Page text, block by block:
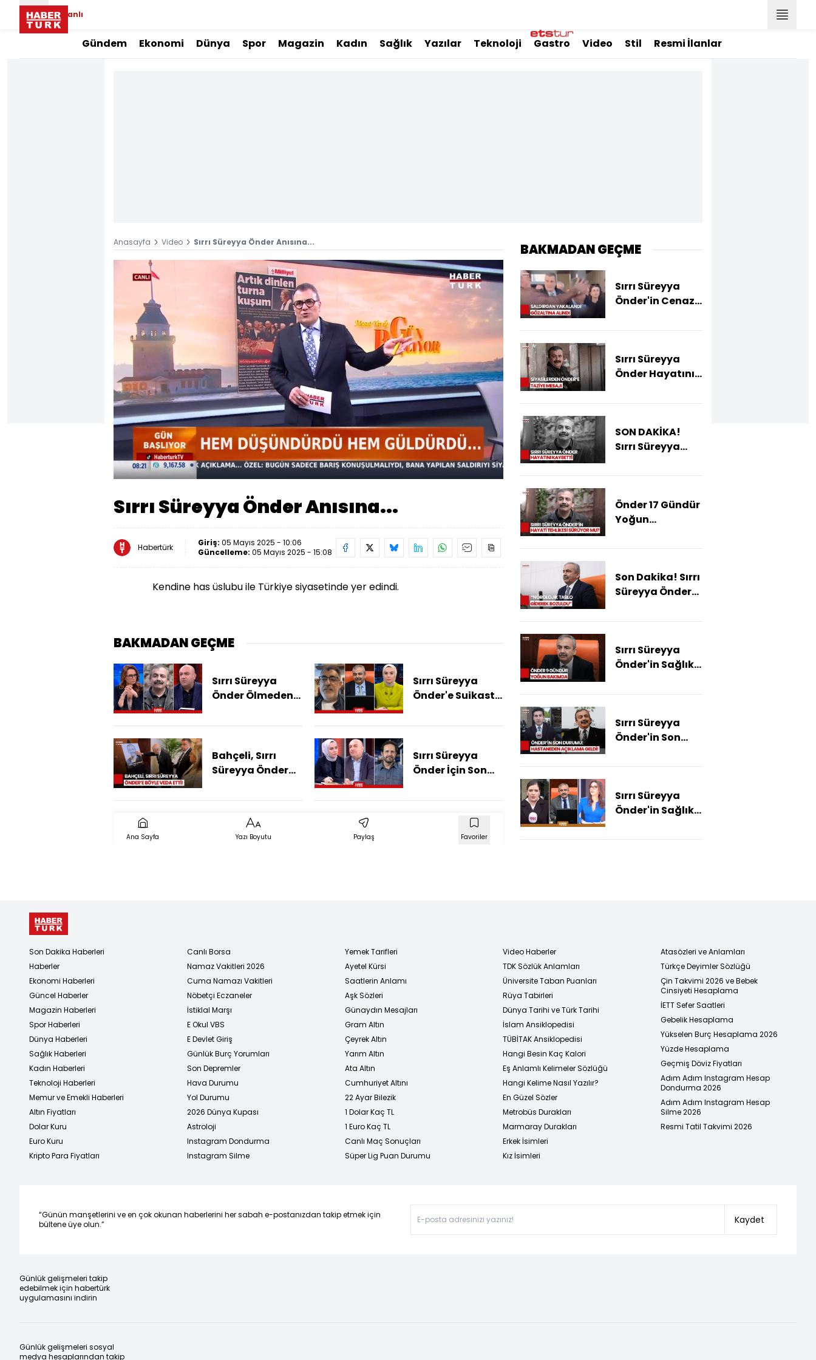
Canlı
Gündem Ekonomi Dünya Spor Magazin Kadın Sağlık Yazılar Teknoloji Gastro Video Stil Resmi İlanlar
Anasayfa Video Sırrı Süreyya Önder Anısına...
Sesi
Aç
Yüklendi:
17.77%
Oynatma
Sırrı Süreyya Önder Anısına...
Habertürk Giriş: 05 Mayıs 2025 - 10:06
Güncelleme: 05 Mayıs 2025 - 15:08
Kendine has üslubu ile Türkiye siyasetinde yer edindi.
BAKMADAN GEÇME
Sırrı Süreyya
Önder Ölmeden
Alındı?
Sırrı Süreyya
Önder'e Suikast
Neden Hedef
Bahçeli, Sırrı
Süreyya Önder
Taziye
Katıldı
Sırrı Süreyya
Önder İçin Son
Önder'i
Ana Sayfa Yazı Boyutu Paylaş Favoriler
BAKMADAN GEÇME
Sırrı Süreyya
Önder'in Cenaze
Özel'e Saldırı!
Sırrı Süreyya
Önder Hayatını
SON DAKİKA!
Sırrı Süreyya
Kaybetti
Önder 17 Gündür
Yoğun
Süreyya
Durumu Nasıl?
Son Dakika! Sırrı
Süreyya Önder
Açıklama:
Kırılma
Noktasındayız"
Sırrı Süreyya
Önder'in Sağlık
Sırrı Süreyya
Önder'in Son
İlişkin Açıklama!
Sırrı Süreyya
Önder'in Sağlık
Son Dakika Haberleri
Haberler
Ekonomi Haberleri
Güncel Haberler
Magazin Haberleri
Spor Haberleri
Dünya Haberleri
Sağlık Haberleri
Kadın Haberleri
Teknoloji Haberleri
Memur ve Emekli Haberleri
Altın Fiyatları
Dolar Kuru
Euro Kuru
Kripto Para Fiyatları
Canlı Borsa
Namaz Vakitleri 2026
Cuma Namazı Vakitleri
Nöbetçi Eczaneler
İstiklal Marşı
E Okul VBS
E Devlet Giriş
Günlük Burç Yorumları
Son Depremler
Hava Durumu
Yol Durumu
2026 Dünya Kupası
Astroloji
Instagram Dondurma
Instagram Silme
Yemek Tarifleri
Ayetel Kürsi
Saatlerin Anlamı
Aşk Sözleri
Günaydın Mesajları
Gram Altın
Çeyrek Altın
Yarım Altın
Ata Altın
Cumhuriyet Altını
22 Ayar Bilezik
1 Dolar Kaç TL
1 Euro Kaç TL
Canlı Maç Sonuçları
Süper Lig Puan Durumu
Video Haberler
TDK Sözlük Anlamları
Üniversite Taban Puanları
Rüya Tabirleri
Dünya Tarihi ve Türk Tarihi
İslam Ansiklopedisi
TÜBİTAK Ansiklopedisi
Hangi Besin Kaç Kalori
Eş Anlamlı Kelimeler Sözlüğü
Hangi Kelime Nasıl Yazılır?
En Güzel Sözler
Metrobüs Durakları
Marmaray Durakları
Erkek İsimleri
Kız İsimleri
Atasözleri ve Anlamları
Türkçe Deyimler Sözlüğü
Çin Takvimi 2026 ve Bebek
Cinsiyeti Hesaplama
İETT Sefer Saatleri
Gebelik Hesaplama
Yükselen Burç Hesaplama 2026
Yüzde Hesaplama
Geçmiş Döviz Fiyatları
Adım Adım Instagram Hesap
Dondurma 2026
Adım Adım Instagram Hesap
Silme 2026
Resmi Tatil Takvimi 2026
“Günün manşetlerini ve en çok okunan haberlerini her sabah e-postanızdan takip etmek için
bültene üye olun.”
Kaydet
Günlük gelişmeleri takip
edebilmek için habertürk
uygulamasını indirin
Günlük gelişmeleri sosyal
medya hesaplarından takip